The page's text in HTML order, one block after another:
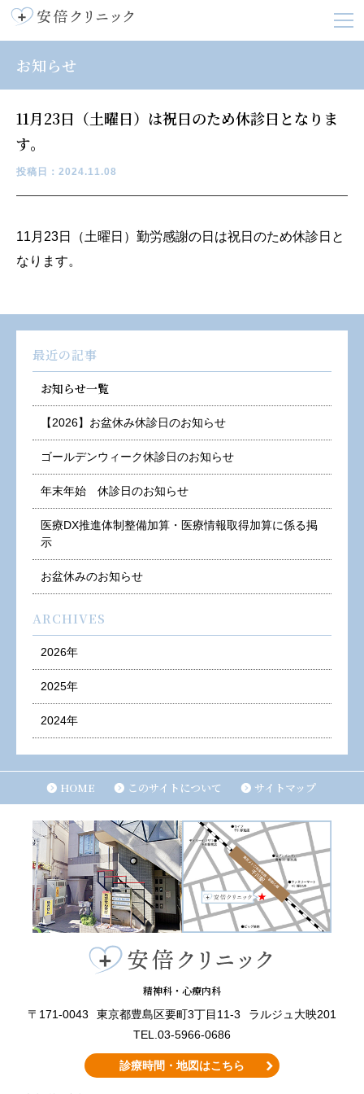
お知らせ
11月23日（土曜日）は祝日のため休診日となりま
す。
投稿日：2024.11.08
11月23日（土曜日）勤労感謝の日は祝日のため休診日と
なります。
最近の記事
お知らせ一覧
【2026】お盆休み休診日のお知らせ
ゴールデンウィーク休診日のお知らせ
年末年始 休診日のお知らせ
医療DX推進体制整備加算・医療情報取得加算に係る掲
示
お盆休みのお知らせ
ARCHIVES
2026年
2025年
2024年
HOME このサイトについて サイトマップ
精神科・心療内科
〒171-0043 東京都豊島区要町3丁目11-3
ラルジュ大映201
TEL.03-5966-0686
診療時間・地図はこちら